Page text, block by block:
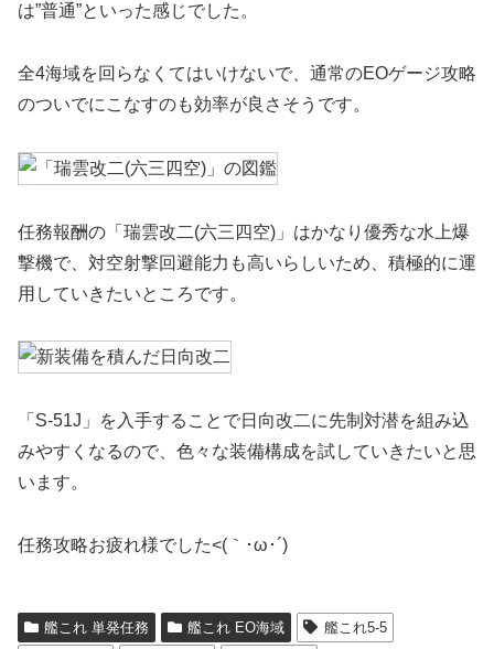
は”普通”といった感じでした。
全4海域を回らなくてはいけないで、通常のEOゲージ攻略
のついでにこなすのも効率が良さそうです。
任務報酬の「瑞雲改二(六三四空)」はかなり優秀な水上爆
撃機で、対空射撃回避能力も高いらしいため、積極的に運
用していきたいところです。
「S-51J」を入手することで日向改二に先制対潜を組み込
みやすくなるので、色々な装備構成を試していきたいと思
います。
任務攻略お疲れ様でした<(｀･ω･´)
艦これ 単発任務 艦これ EO海域
艦これ5-5